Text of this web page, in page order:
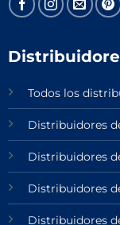
Todos los
Distribuidores
Distribuidores
Distribuidores
Distribuidores